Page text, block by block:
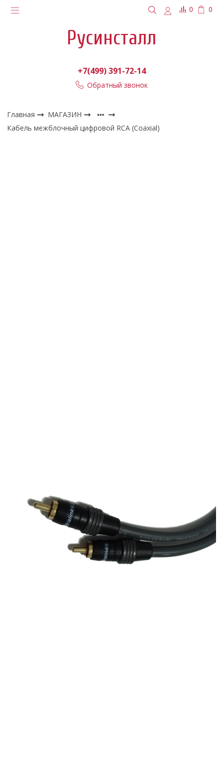
0 0
Русинсталл
+7(499) 391-72-14
Обратный звонок
Главная
МАГАЗИН
Кабель межблочный цифровой RCA (Coaxial)